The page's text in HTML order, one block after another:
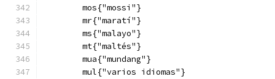
        mos{"mossi"}
        mr{"maratí"}
        ms{"malayo"}
        mt{"maltés"}
        mua{"mundang"}
        mul{"varios idiomas"}